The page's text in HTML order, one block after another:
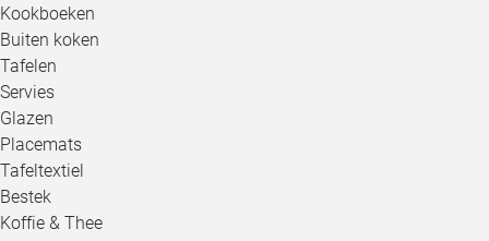
Kookboeken
Buiten koken
Tafelen
Servies
Glazen
Placemats
Tafeltextiel
Bestek
Koffie & Thee